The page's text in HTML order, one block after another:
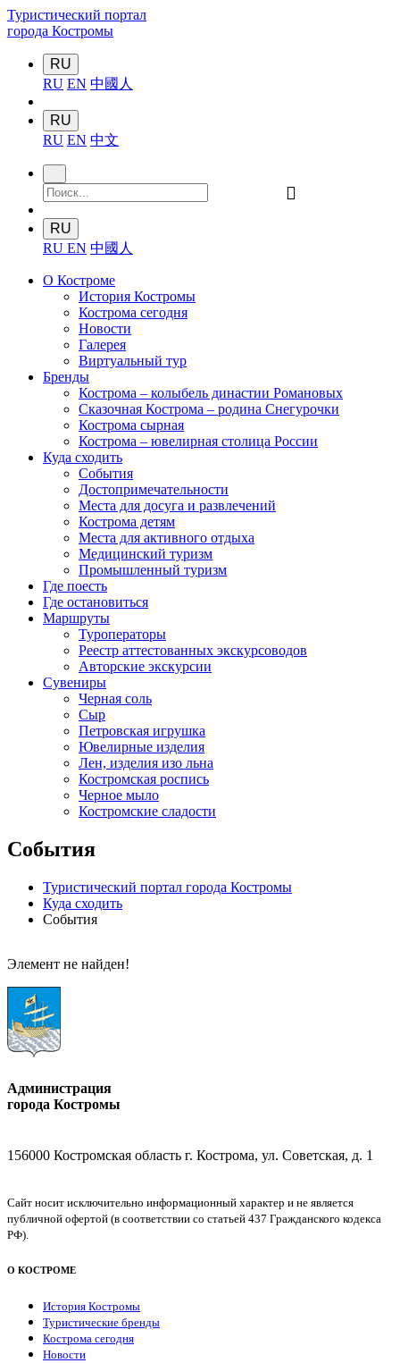
Туристический портал
города Костромы
RU
RU EN 中國人
RU
RU EN 中文
󰍉
RU
RU EN 中國人
О Костроме
История Костромы
Кострома сегодня
Новости
Галерея
Виртуальный тур
Бренды
Кострома – колыбель династии Романовых
Сказочная Кострома – родина Снегурочки
Кострома сырная
Кострома – ювелирная столица России
Куда сходить
События
Достопримечательности
Места для досуга и развлечений
Кострома детям
Места для активного отдыха
Медицинский туризм
Промышленный туризм
Где поесть
Где остановиться
Маршруты
Туроператоры
Реестр аттестованных экскурсоводов
Авторские экскурсии
Сувениры
Черная соль
Сыр
Петровская игрушка
Ювелирные изделия
Лен, изделия изо льна
Костромская роспись
Черное мыло
Костромские сладости
События
Туристический портал города Костромы
Куда сходить
События
Элемент не найден!
Администрация
города Костромы
156000 Костромская область г. Кострома, ул. Советская, д. 1
Сайт носит исключительно информационный характер и не является
публичной офертой (в соответствии со статьей 437 Гражданского кодекса
РФ).
О КОСТРОМЕ
История Костромы
Туристические бренды
Кострома сегодня
Новости